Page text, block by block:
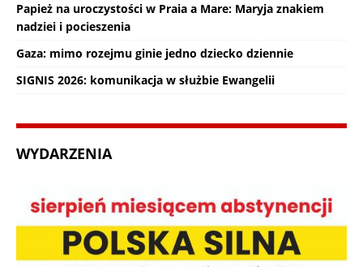
Papież na uroczystości w Praia a Mare: Maryja znakiem
nadziei i pocieszenia
Gaza: mimo rozejmu ginie jedno dziecko dziennie
SIGNIS 2026: komunikacja w służbie Ewangelii
WYDARZENIA